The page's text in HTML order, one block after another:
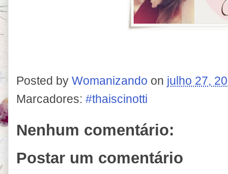
Posted by Womanizando on julho 27,
Marcadores: #thaiscinotti
Nenhum comentário:
Postar um comentário